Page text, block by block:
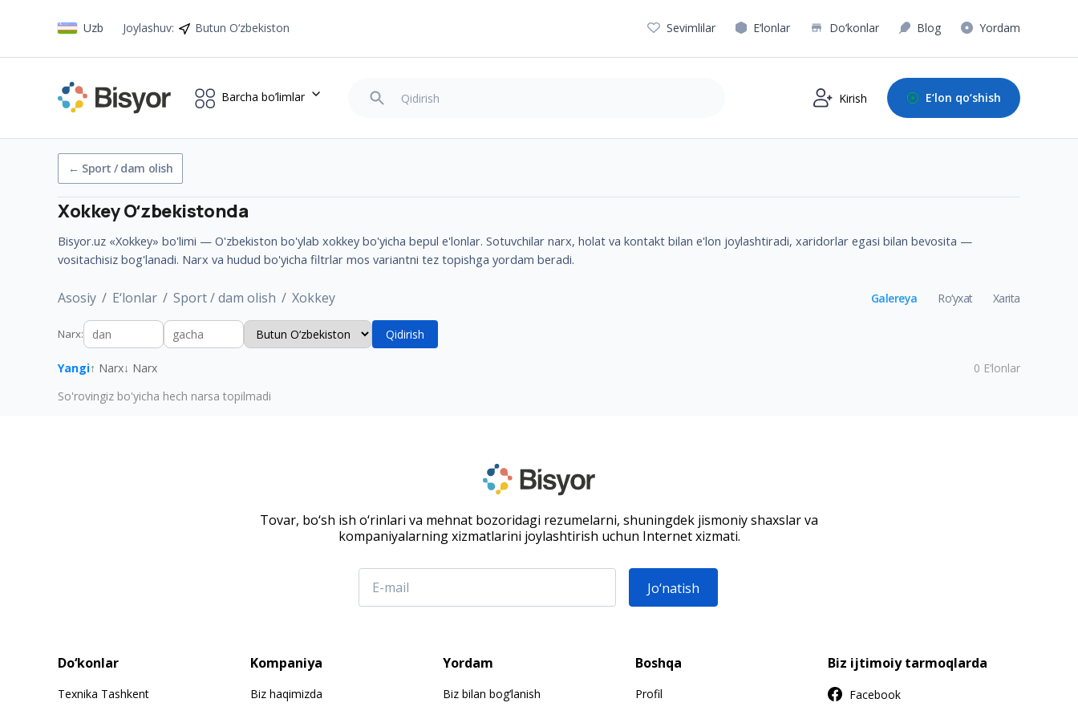
Uzb Joylashuv: Butun O‘zbekiston Sevimlilar E‘lonlar Do‘konlar Blog Yordam
Barcha bo’limlar Kirish E‘lon qo‘shish
← Sport / dam olish
XokkeyOʻzbekistonda
Bisyor.uz «Xokkey» bo'limi — O'zbekiston bo'ylab xokkey bo'yicha bepul e'lonlar. Sotuvchilar narx, holat va kontakt bilan e'lon joylashtiradi, xaridorlar egasi bilan bevosita —
vositachisiz bog'lanadi. Narx va hudud bo'yicha filtrlar mos variantni tez topishga yordam beradi.
Asosiy E‘lonlar Sport / dam olish Xokkey Galereya Ro‘yxat Xarita
Narx: Qidirish
Yangi↑ Narx↓ Narx 0 E‘lonlar
So'rovingiz bo'yicha hech narsa topilmadi
Tovar, bo‘sh ish o‘rinlari va mehnat bozoridagi rezumelarni, shuningdek jismoniy shaxslar va
kompaniyalarning xizmatlarini joylashtirish uchun Internet xizmati.
Jo‘natish
Do‘konlar
Texnika Tashkent
Kompaniya
Biz haqimizda
Yordam
Biz bilan bog‘lanish
Boshqa
Profil
Biz ijtimoiy tarmoqlarda
Facebook